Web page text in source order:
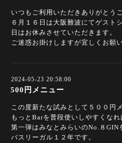
いつもご利用いただきありがとう
６月１６日は大阪難波にてゲスト
日はお休みさせていただきます。
ご迷惑お掛けしますが宜しくお願
2024-05-23 20:58:00
500円メニュー
この度新たな試みとして５００円
もっとBarを普段使いしやすくなれ
第一弾はみなとみらいのNo.８GIN
バスリーガル１２年です。